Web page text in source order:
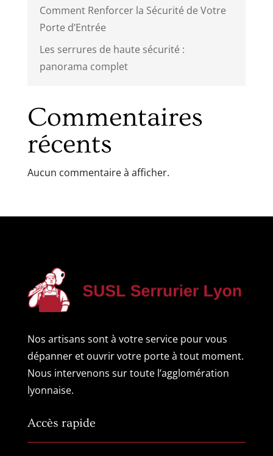
Comment Renforcer la Sécurité de Votre
Porte d’Entrée
Les serrures de haute sécurité :
panorama complet
Commentaires
récents
Aucun commentaire à afficher.
Nos artisans sont à votre service pour vous
dépanner et ouvrir votre porte à tout moment.
Nous intervenons sur toute l’agglomération
lyonnaise.
Accès rapide